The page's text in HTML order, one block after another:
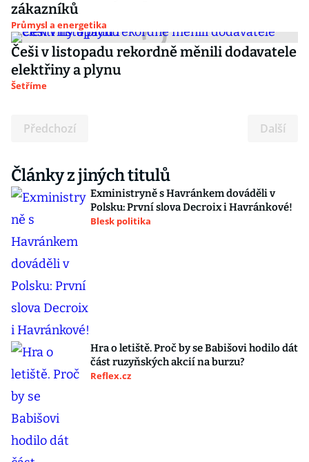
zákazníků
Průmysl a energetika
Češi v listopadu rekordně měnili dodavatele
elektřiny a plynu
Šetříme
Předchozí Další
Články z jiných titulů
Exministryně s Havránkem dováděli v
Polsku: První slova Decroix i Havránkové!
Blesk politika
Hra o letiště. Proč by se Babišovi hodilo dát
část ruzyňských akcií na burzu?
Reflex.cz